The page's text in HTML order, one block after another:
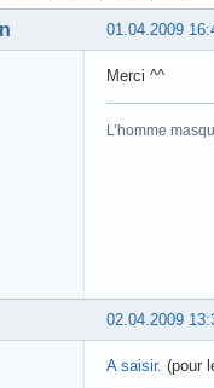
01.04.2009
Merci ^^
L’homme
02.04.2009
A saisir. (pour